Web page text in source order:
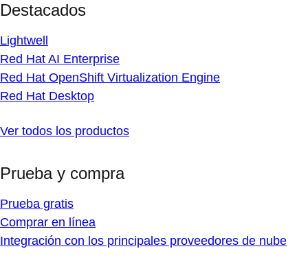
Destacados
Lightwell
Red Hat AI Enterprise
Red Hat OpenShift Virtualization Engine
Red Hat Desktop
Ver todos los productos
Prueba y compra
Prueba gratis
Comprar en línea
Integración con los principales proveedores de nube